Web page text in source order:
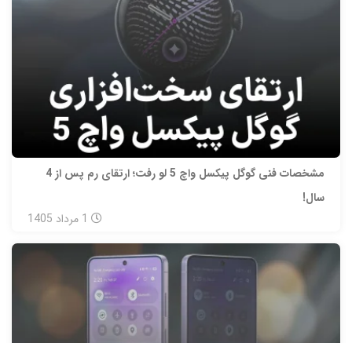
مشخصات فنی گوگل پیکسل واچ 5 لو رفت؛ ارتقای رم پس از 4
سال!
1 مرداد 1405